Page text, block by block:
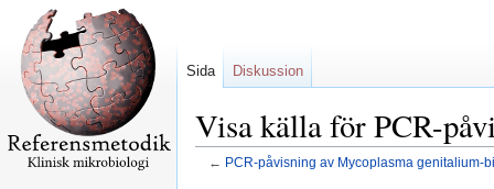
Visa källa för PCR-
← PCR-påvisning av Mycoplasma genitalium-
Sida Diskussion